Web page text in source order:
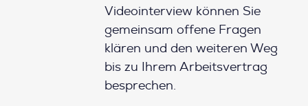
Videointerview können Sie
gemeinsam offene Fragen
klären und den weiteren Weg
bis zu Ihrem Arbeitsvertrag
besprechen.